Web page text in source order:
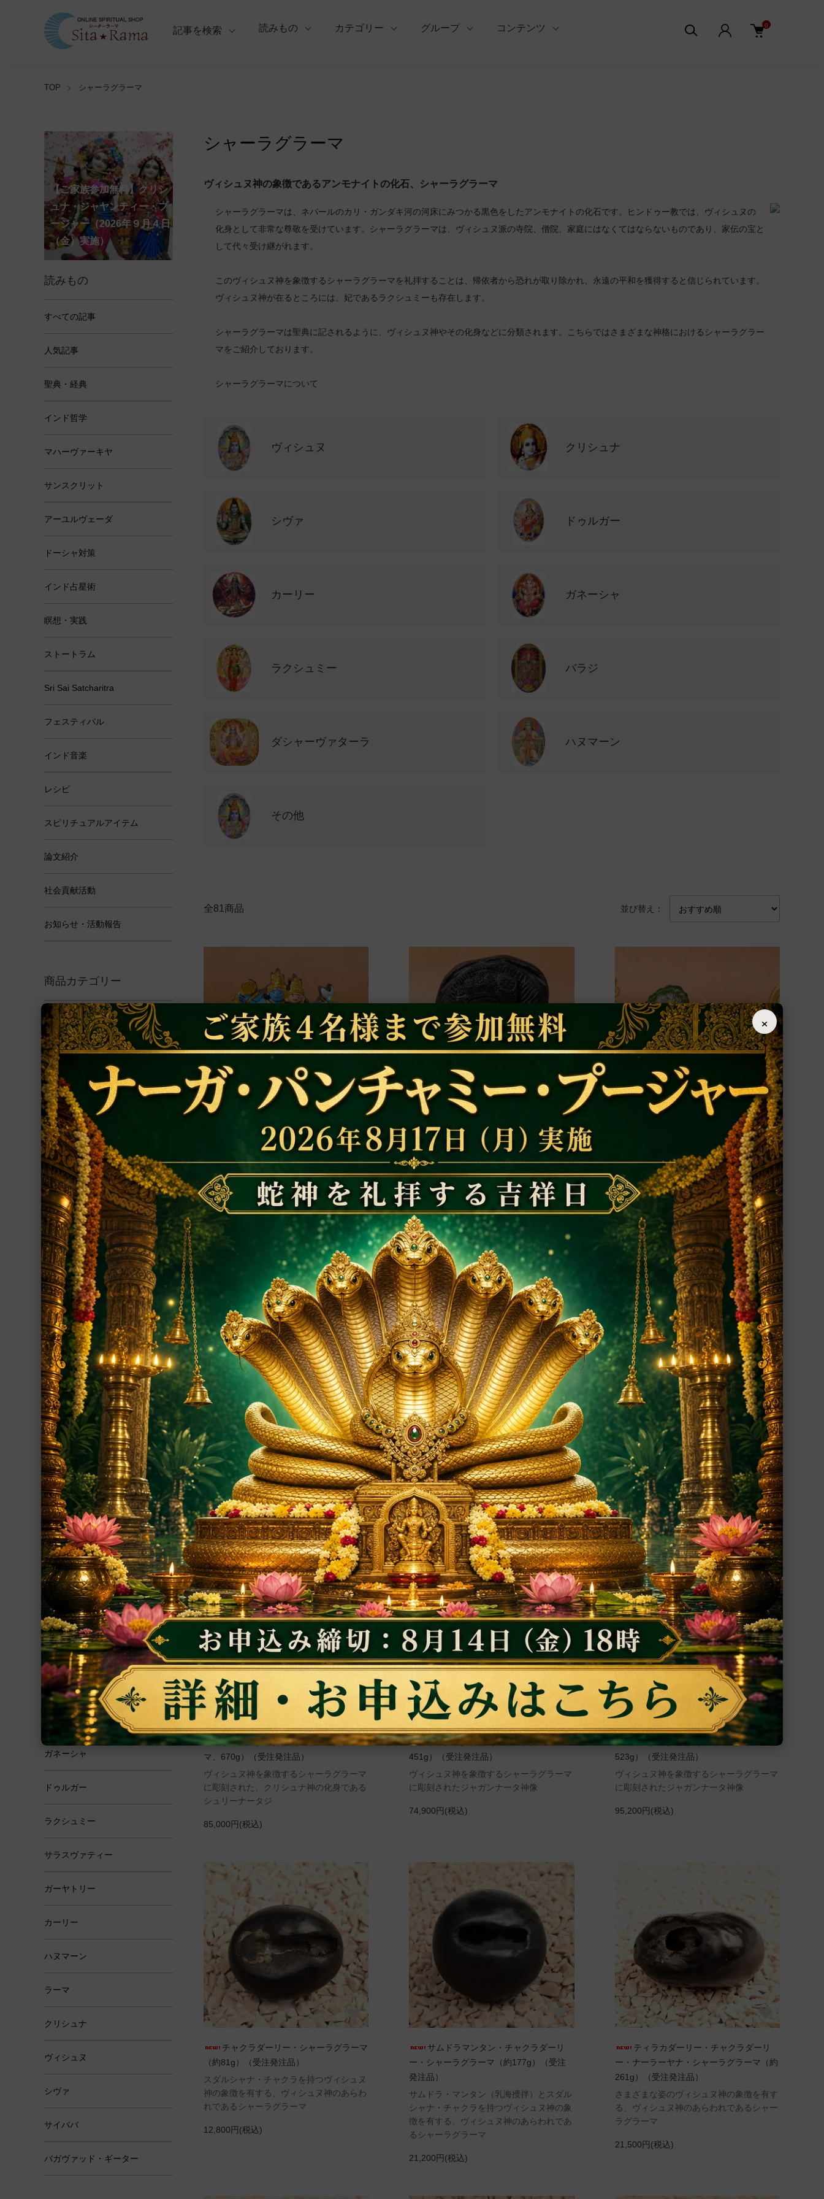
記事を検索 読みもの カテゴリー グループ コンテンツ 0
TOP シャーラグラーマ
シャーラグラーマ
ヴィシュヌ神の象徴であるアンモナイトの化石、シャーラグラーマ
シャーラグラーマは、ネパールのカリ・ガンダキ河の河床にみつかる黒色をしたアンモナイトの化石です。ヒンドゥー教では、ヴィシュヌの
化身として非常な尊敬を受けています。シャーラグラーマは、ヴィシュヌ派の寺院、僧院、家庭にはなくてはならないものであり、家伝の宝と
して代々受け継がれます。
このヴィシュヌ神を象徴するシャーラグラーマを礼拝することは、帰依者から恐れが取り除かれ、永遠の平和を獲得すると信じられています。
ヴィシュヌ神が在るところには、妃であるラクシュミーも存在します。
シャーラグラーマは聖典に記されるように、ヴィシュヌ神やその化身などに分類されます。こちらではさまざまな神格におけるシャーラグラー
マをご紹介しております。
シャーラグラーマについて
ヴィシュヌ クリシュナ
シヴァ ドゥルガー
カーリー ガネーシャ
ラクシュミー バラジ
ダシャーヴァターラ ハヌマーン
その他
全81商品 並び替え：
シュリーマン・ナーラーヤナ神像（シャー
ラグラーマ、143g）（受注発注品）
ヴィシュヌ神を象徴するシャーラグラーマ
に彫刻されたヴィシュヌ神とラクシュミー
女神の神像
47,200円(税込)
ヴィシュヌ・チャラナ（シャーラグラー
マ、663g）（受注発注品）
ヴィシュヌ神を象徴するシャーラグラーマ
に彫刻されたヴィシュヌ・チャラナ（ヴィ
シュヌ神の足跡）
80,100円(税込)
アナンタ・パドマナーバ神像（シャーラグ
ラーマ、283g）（受注発注品）
ヴィシュヌ神を象徴するシャーラグラーマ
に彫刻されたアナンタ・パドマナーバ神像
60,000円(税込)
シュリーマン・ナーラーヤナ神像（シャー
ラグラーマ、132g）（受注発注品）
ヴィシュヌ神を象徴するシャーラグラーマ
に彫刻と彩色が施されたヴィシュヌ神とラ
クシュミー女神の神像
39,900円(税込)
シュリーマン・ナーラーヤナ神像（シャー
ラグラーマ、192g）（受注発注品）
ヴィシュヌ神を象徴するシャーラグラーマ
に彫刻されたヴィシュヌ神とラクシュミー
女神の神像
60,000円(税込)
シュリーマン・ナーラーヤナ神像（シャー
ラグラーマ、266g）（受注発注品）
ヴィシュヌ神を象徴するシャーラグラーマ
に彫刻されたヴィシュヌ神とラクシュミー
女神の神像
60,000円(税込)
シュリーナータジ神像（シャーラグラー
マ、670g）（受注発注品）
ヴィシュヌ神を象徴するシャーラグラーマ
に彫刻された、クリシュナ神の化身である
シュリーナータジ
85,000円(税込)
ジャガンナータ神像（シャーラグラーマ、
451g）（受注発注品）
ヴィシュヌ神を象徴するシャーラグラーマ
に彫刻されたジャガンナータ神像
74,900円(税込)
ジャガンナータ神像（シャーラグラーマ、
523g）（受注発注品）
ヴィシュヌ神を象徴するシャーラグラーマ
に彫刻されたジャガンナータ神像
95,200円(税込)
チャクラダーリー・シャーラグラーマ
（約81g）（受注発注品）
スダルシャナ・チャクラを持つヴィシュヌ
神の象徴を有する、ヴィシュヌ神のあらわ
れであるシャーラグラーマ
12,800円(税込)
サムドラマンタン・チャクラダーリ
ー・シャーラグラーマ（約177g）（受注
発注品）
サムドラ・マンタン（乳海攪拌）とスダル
シャナ・チャクラを持つヴィシュヌ神の象
徴を有する、ヴィシュヌ神のあらわれであ
るシャーラグラーマ
21,200円(税込)
ティラカダーリー・チャクラダーリ
ー・ナーラーヤナ・シャーラグラーマ（約
261g）（受注発注品）
さまざまな姿のヴィシュヌ神の象徴を有す
る、ヴィシュヌ神のあらわれであるシャー
ラグラーマ
21,500円(税込)
【ご家族参加無料】ア
ーディ・アマーヴァシャ
ー・プージャー（2026年８
月12日（水）実施）
【ご家族参加無料】ラ
クシュミー・クベーラ・マ
ンスリー・プージャー
（2026年８月12日（水）実
施）
【ご家族参加無料】ナ
ーガ・パンチャミー・プー
ジャー（2026年８月17日
（月）実施）
【ご家族参加無料】ヴ
ァラ・ラクシュミー・ヴラ
タ・プージャー（2026年８
月28日（金）実施）
【ご家族参加無料】サ
ンカタハラ・チャトゥルテ
ィー・プージャー（2026年
８月31日（月）実施）
【ご家族参加無料】クリシ
ュナ・ジャヤンティー・プ
ージャー（2026年９月４日
（金）実施）
【ご家族参加無料】ガ
ネーシャ・チャトゥルティ
ー・プージャー（2026年９
月14日（月）実施）
【ご家族参加無料】マ
ハーラクシュミー・ヴラ
タ・プージャー（2026年９
月19日（土）実施）
第220回グループ・ホ
ーマ（ナーガ・パンチャミ
ー、2026年８月17日（月）
実施）
第221回グループ・ホ
ーマ（ガーヤトリー・ジャ
ヤンティー、2026年８月28
日（金）実施）
アンナダーナ・プロジェク
ト（食事の奉仕）
ポストコロナ福祉活動支援
募金
読みもの
すべての記事
人気記事
聖典・経典
インド哲学
マハーヴァーキヤ
サンスクリット
アーユルヴェーダ
ドーシャ対策
インド占星術
瞑想・実践
ストートラム
Sri Sai Satcharitra
フェスティバル
インド音楽
レシピ
スピリチュアルアイテム
論文紹介
社会貢献活動
お知らせ・活動報告
商品カテゴリー
アクセサリー
ルドラークシャ
ヤントラ
数珠
置物
シャーラグラーマ
お香
プージャー用品
プージャー・サービス
ファブリック
ヨーガ
書籍
ポスター
シーズインディア支援事業
その他
グループ
インド占星術
繁栄・開運
厄除開運
恋愛・結婚
学問・芸術
霊性
ガネーシャ
ドゥルガー
ラクシュミー
サラスヴァティー
ガーヤトリー
カーリー
ハヌマーン
ラーマ
クリシュナ
ヴィシュヌ
シヴァ
サイババ
バガヴァッド・ギーター
×